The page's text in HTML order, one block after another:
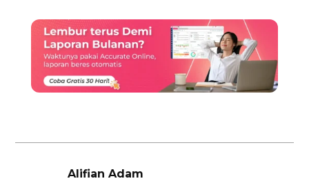
Alifian Adam